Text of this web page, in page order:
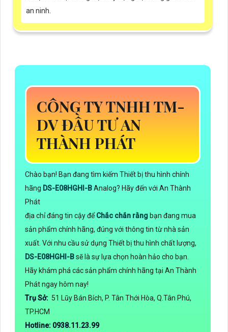
an ninh.
CÔNG TY TNHH TM-
DV ĐẦU TƯ AN
THÀNH PHÁT
Chào bạn! Bạn đang tìm kiếm Thiết bị thu hình chính
hãng DS-E08HGHI-BAnalog? Hãy đến với An Thành
Phát
địa chỉ đáng tin cậy đểChắc chắn rằng bạn đang mua
sản phẩm chính hãng, đúng với thông tin từ nhà sản
xuất. Với nhu cầu sử dụng Thiết bị thu hình chất lượng,
DS-E08HGHI-Bsẽ là sự lựa chọn hoàn hảo cho bạn.
Hãy khám phá các sản phẩm chính hãng tại An Thành
Phát ngay hôm nay!
Trụ Sở: 51 Lũy Bán Bích, P. Tân Thới Hòa, Q.Tân Phú,
TP.HCM
Hotline: 0938.11.23.99